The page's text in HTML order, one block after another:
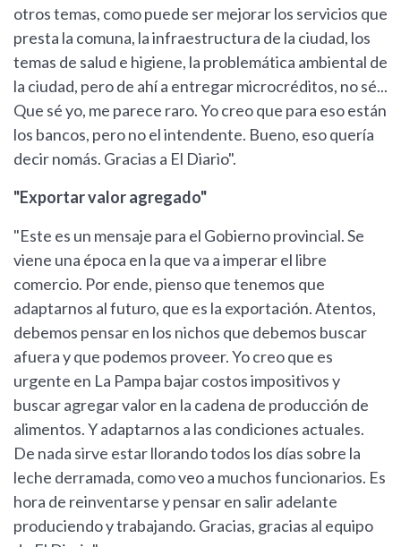
otros temas, como puede ser mejorar los servicios que
presta la comuna, la infraestructura de la ciudad, los
temas de salud e higiene, la problemática ambiental de
la ciudad, pero de ahí a entregar microcréditos, no sé...
Que sé yo, me parece raro. Yo creo que para eso están
los bancos, pero no el intendente. Bueno, eso quería
decir nomás. Gracias a El Diario".
"Exportar valor agregado"
"Este es un mensaje para el Gobierno provincial. Se
viene una época en la que va a imperar el libre
comercio. Por ende, pienso que tenemos que
adaptarnos al futuro, que es la exportación. Atentos,
debemos pensar en los nichos que debemos buscar
afuera y que podemos proveer. Yo creo que es
urgente en La Pampa bajar costos impositivos y
buscar agregar valor en la cadena de producción de
alimentos. Y adaptarnos a las condiciones actuales.
De nada sirve estar llorando todos los días sobre la
leche derramada, como veo a muchos funcionarios. Es
hora de reinventarse y pensar en salir adelante
produciendo y trabajando. Gracias, gracias al equipo